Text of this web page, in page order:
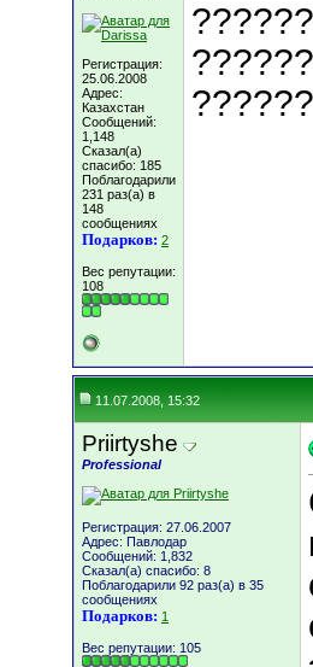
Регистрация:
25.06.2008
Адрес:
Казахстан
Сообщений:
1,148
Сказал(а)
спасибо: 185
Поблагодарили
231 раз(а) в
148
сообщениях
Подарков: 2
Вес репутации:
108
11.07.2008, 15:32
Priirtyshe
Professional
Регистрация: 27.06.2007
Адрес: Павлодар
Сообщений: 1,832
Сказал(а) спасибо: 8
Поблагодарили 92 раз(а) в 35
сообщениях
Подарков: 1
Вес репутации: 105